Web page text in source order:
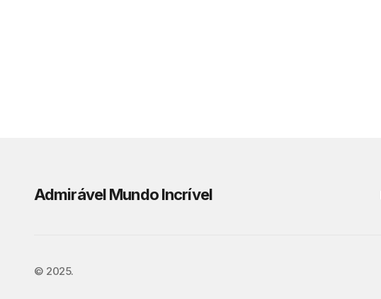
Admirável Mundo Incrível
©️ 2025.